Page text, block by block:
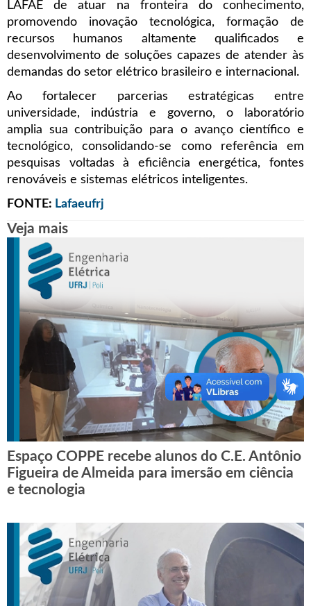
Veja mais
Espaço COPPE recebe alunos do C.E. Antônio
Figueira de Almeida para imersão em ciência
e tecnologia
LAFAE de atuar na fronteira do conhecimento,
promovendo inovação tecnológica, formação de
recursos humanos altamente qualificados e
desenvolvimento de soluções capazes de atender às
demandas do setor elétrico brasileiro e internacional.
Ao fortalecer parcerias estratégicas entre
universidade, indústria e governo, o laboratório
amplia sua contribuição para o avanço científico e
tecnológico, consolidando-se como referência em
pesquisas voltadas à eficiência energética, fontes
renováveis e sistemas elétricos inteligentes.
FONTE: Lafaeufrj